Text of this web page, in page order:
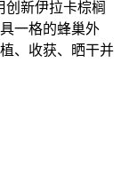
创新伊拉卡棕榈
一格的蜂巢外
、收获、晒干并